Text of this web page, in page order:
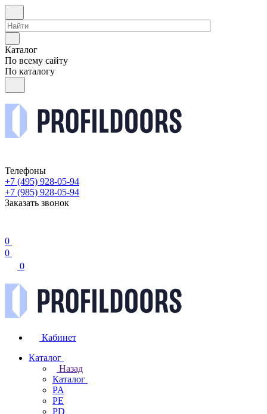
Каталог
По всему сайту
По каталогу
Телефоны
+7 (495) 928-05-94
+7 (985) 928-05-94
Заказать звонок
0
0
0
Кабинет
Каталог
Назад
Каталог
PA
PE
PD